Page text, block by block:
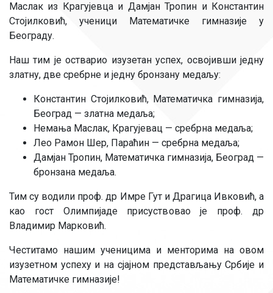
Маслак из Крагујевца и Дамјан Тропин и Константин
Стојилковић, ученици Математичке гимназије у
Београду.
Наш тим је остварио изузетан успех, освојивши једну
златну, две сребрне и једну бронзану медаљу:
Константин Стојилковић, Математичка гимназија,
Београд — златна медаља;
Немања Маслак, Крагујевац — сребрна медаља;
Лео Рамон Шер, Параћин — сребрна медаља;
Дамјан Тропин, Математичка гимназија, Београд —
бронзана медаља.
Тим су водили проф. др Имре Гут и Драгица Ивковић, а
као гост Олимпијаде присуствовао је проф. др
Владимир Марковић.
Честитамо нашим ученицима и менторима на овом
изузетном успеху и на сјајном представљању Србије и
Математичке гимназије!